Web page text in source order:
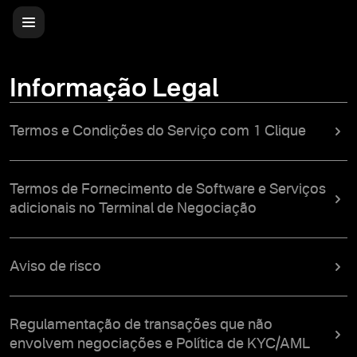
Informação Legal
Termos e Condições do Serviço com 1 Clique
Termos de Fornecimento de Software e Serviços
adicionais no Terminal de Negociação
Aviso de risco
Regulamentação de transações que não
envolvem negociações e Política de KYC/AML